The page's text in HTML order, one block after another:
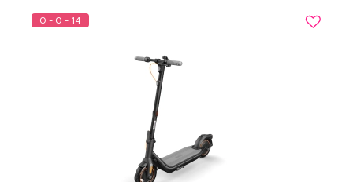
0 - 0 - 14